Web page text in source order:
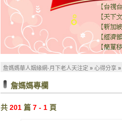
詹媽媽華人姻緣網-月下老人天注定 » 心得分享 »
詹媽媽專欄
共 201 篇 7 - 1 頁